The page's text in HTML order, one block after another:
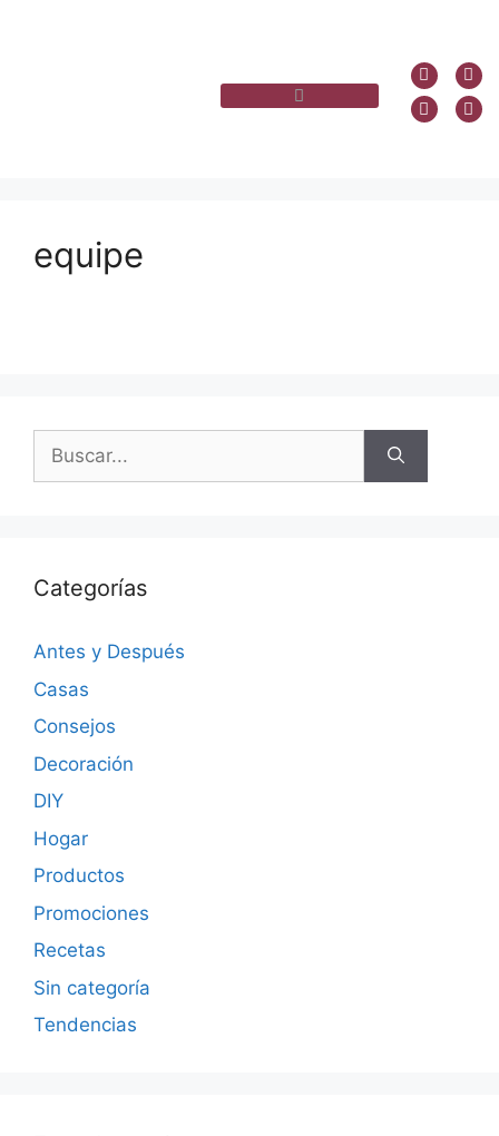
equipe
Categorías
Antes y Después
Casas
Consejos
Decoración
DIY
Hogar
Productos
Promociones
Recetas
Sin categoría
Tendencias